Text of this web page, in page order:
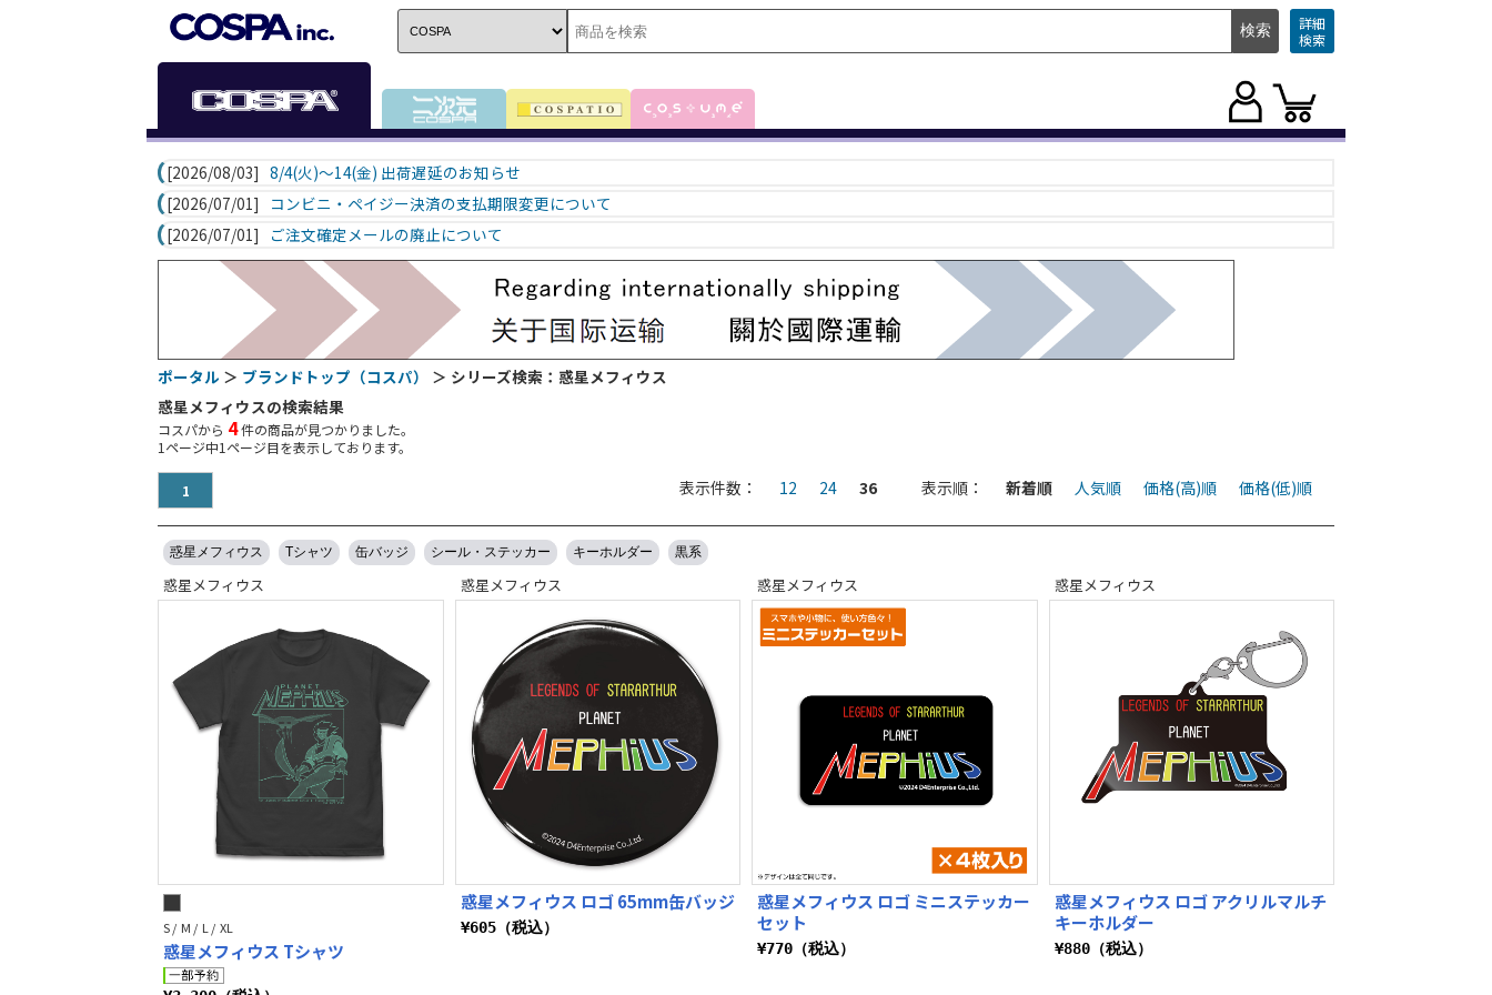
詳細
検索
[2026/08/03] 8/4(火)～14(金) 出荷遅延のお知らせ
[2026/07/01]
コンビニ・ペイジー決済の支払期限変更について
[2026/07/01]
ご注文確定メールの廃止について
ポータル ＞ ブランドトップ（コスパ）
＞ シリーズ検索：惑星メフィウス
惑星メフィウスの検索結果
コスパから 4件の商品が見つかりました。
1 ページ中1 ページ目を表示しております。
1 表示件数： 12 24 36 表示順： 新着順 人気順 価格(高)順 価格(低)順
惑星メフィウス Tシャツ 缶バッジ シール・ステッカー キーホルダー 黒系
惑星メフィウス
S / M / L / XL
惑星メフィウス Tシャツ
惑星メフィウス
惑星メフィウス ロゴ 65mm缶バッジ
¥605（税込）
惑星メフィウス
惑星メフィウス ロゴ ミニステッカー
セット
¥770（税込）
惑星メフィウス
惑星メフィウス ロゴ アクリルマルチ
キーホルダー
¥880（税込）